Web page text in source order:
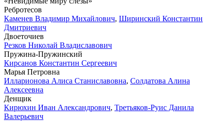
Ребротесов
Каменев Владимир Михайлович, Ширинский Константин
Дмитриевич
Двоеточиев
Резков Николай Владиславович
Пружина-Пружинский
Кирсанов Константин Сергеевич
Марья Петровна
Илларионова Алиса Станиславовна, Солдатова Алина
Алексеевна
Денщик
Кирюхин Иван Александрович, Третьяков-Руис Данила
Валерьевич